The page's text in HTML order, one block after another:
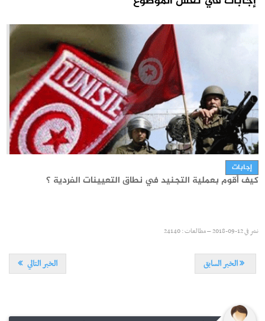
مناظرات انتداب
مناظرة لإنتداب جنود متطوعين لفائدة جيش الطيران
إجابات
كيف أقوم بعملية التجنيد في نطاق التعيينات الفردية ؟
نشر في12-09-2018 – مطالعات : 24140
الخبر السابق الخبر التالي